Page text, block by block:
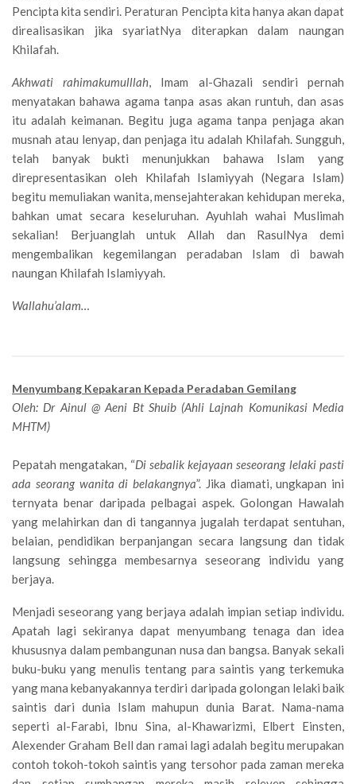
Pencipta kita sendiri. Peraturan Pencipta kita hanya akan dapat
direalisasikan jika syariatNya diterapkan dalam naungan
Khilafah.
Akhwati rahimakumulllah, Imam al-Ghazali sendiri pernah
menyatakan bahawa agama tanpa asas akan runtuh, dan asas
itu adalah keimanan. Begitu juga agama tanpa penjaga akan
musnah atau lenyap, dan penjaga itu adalah Khilafah. Sungguh,
telah banyak bukti menunjukkan bahawa Islam yang
direpresentasikan oleh Khilafah Islamiyyah (Negara Islam)
begitu memuliakan wanita, mensejahterakan kehidupan mereka,
bahkan umat secara keseluruhan. Ayuhlah wahai Muslimah
sekalian! Berjuanglah untuk Allah dan RasulNya demi
mengembalikan kegemilangan peradaban Islam di bawah
naungan Khilafah Islamiyyah.
Wallahu’alam…
Menyumbang Kepakaran Kepada Peradaban Gemilang
Oleh: Dr Ainul @ Aeni Bt Shuib (Ahli Lajnah Komunikasi Media
MHTM)
Pepatah mengatakan, “Di sebalik kejayaan seseorang lelaki pasti
ada seorang wanita di belakangnya”. Jika diamati, ungkapan ini
ternyata benar daripada pelbagai aspek. Golongan Hawalah
yang melahirkan dan di tangannya jugalah terdapat sentuhan,
belaian, pendidikan berpanjangan secara langsung dan tidak
langsung sehingga membesarnya seseorang individu yang
berjaya.
Menjadi seseorang yang berjaya adalah impian setiap individu.
Apatah lagi sekiranya dapat menyumbang tenaga dan idea
khususnya dalam pembangunan nusa dan bangsa. Banyak sekali
buku-buku yang menulis tentang para saintis yang terkemuka
yang mana kebanyakannya terdiri daripada golongan lelaki baik
saintis dari dunia Islam mahupun dunia Barat. Nama-nama
seperti al-Farabi, Ibnu Sina, al-Khawarizmi, Elbert Einsten,
Alexender Graham Bell dan ramai lagi adalah begitu merupakan
contoh tokoh-tokoh saintis yang tersohor pada zaman mereka